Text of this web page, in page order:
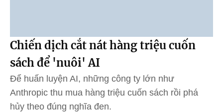
Chiến dịch cắt nát hàng triệu cuốn
sách để 'nuôi' AI
Để huấn luyện AI, những công ty lớn như
Anthropic thu mua hàng triệu cuốn sách rồi phá
hủy theo đúng nghĩa đen.